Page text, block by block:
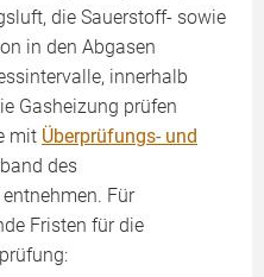
die Sauerstoff- sowie
in den Abgasen
innerhalb
Gasheizung prüfen
mit Überprüfungs- und
des
Für
Fristen für die